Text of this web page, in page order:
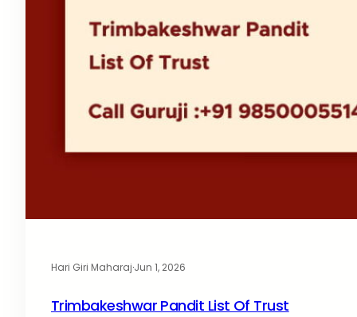
Hari Giri Maharaj·Jun 1, 2026
Trimbakeshwar Pandit List Of Trust